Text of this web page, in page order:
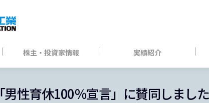
株主・投資家情報 実績紹介
「男性育休100％宣言」に賛同しました